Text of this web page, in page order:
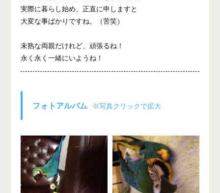
実際に暮らし始め、正直に申しますと
大変な事ばかりですね。（苦笑）
未熟な両親だけれど、頑張るね！
永く永く一緒にいようね！
フォトアルバム ※写真クリックで拡大